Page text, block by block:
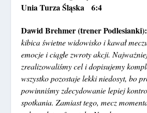
Unia Turza Śląska 6:4
Dawid Brehmer (trener
kibica świetne widowisko i kawał
emocje i ciągłe zwroty akcji.
zrealizowaliśmy cel i dopisujemy
wszystko pozostaje lekki niedosyt, bo
powinniśmy zdecydowanie lepiej
spotkania. Zamiast tego, mecz